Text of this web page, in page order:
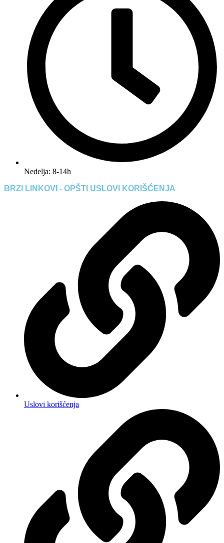
Nedelja: 8-14h
BRZI LINKOVI - OPŠTI USLOVI KORIŠĆENJA
Uslovi korišćenja